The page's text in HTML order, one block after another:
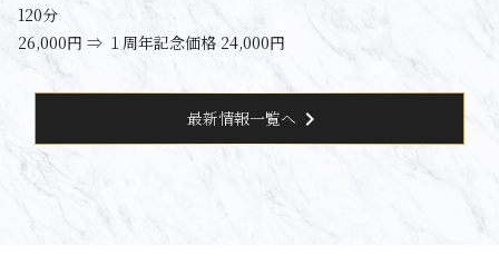
120分
26,000円 ⇒ １周年記念価格 24,000円
最新情報一覧へ chevron_right